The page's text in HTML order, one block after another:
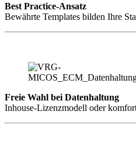
Best Practice-Ansatz
Bewährte Templates bilden Ihre
Freie Wahl bei Datenhaltung
Inhouse-Lizenzmodell oder